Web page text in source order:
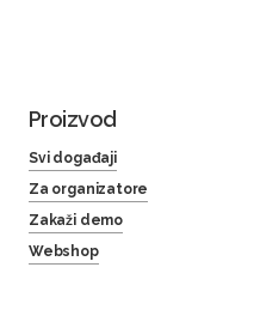
Proizvod
Svi događaji
Za organizatore
Zakaži demo
Webshop